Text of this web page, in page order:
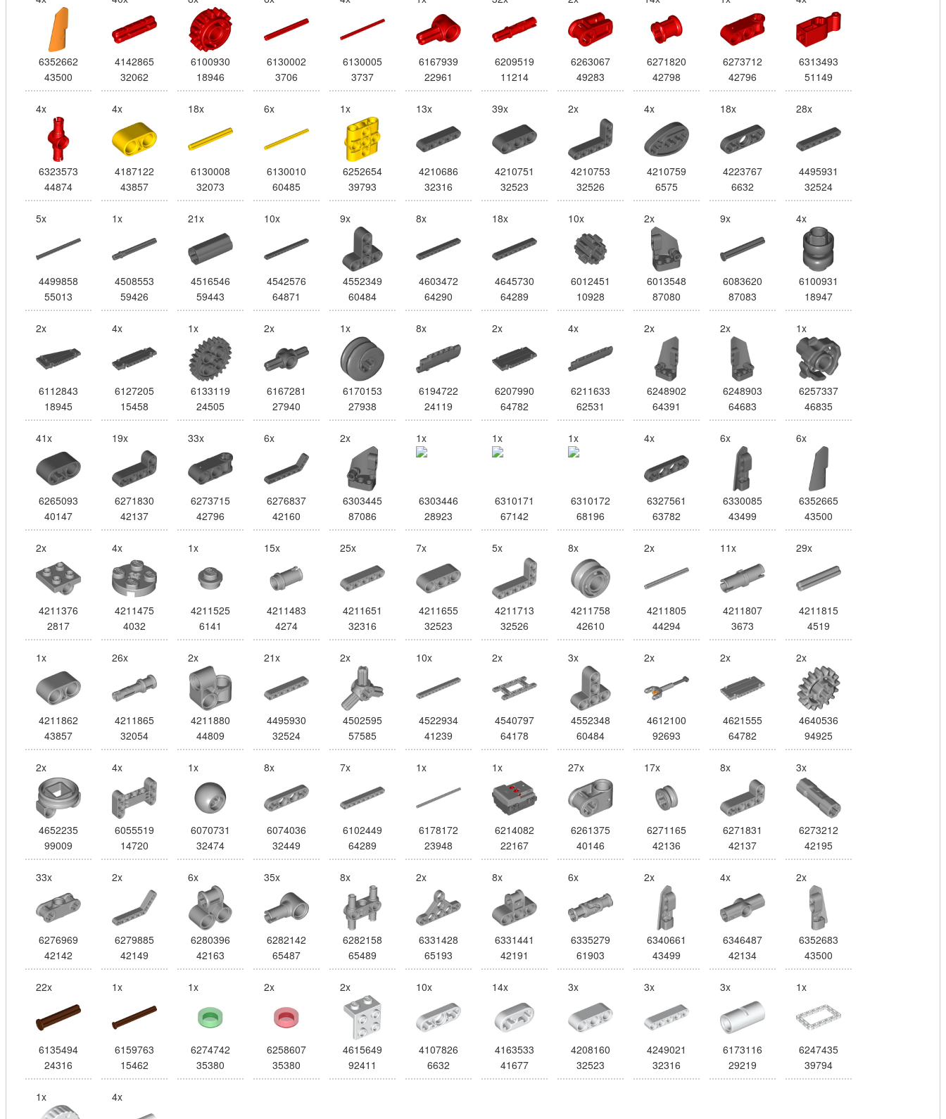
6352662
43500
4142865
32062
6100930
18946
6130002
3706
6130005
3737
6167939
22961
6209519
11214
6263067
49283
6271820
42798
6273712
42796
6313493
51149
4x
6323573
44874
4x
4187122
43857
18x
6130008
32073
6x
6130010
60485
1x
6252654
39793
13x
4210686
32316
39x
4210751
32523
2x
4210753
32526
4x
4210759
6575
18x
4223767
6632
28x
4495931
32524
5x
4499858
55013
1x
4508553
59426
21x
4516546
59443
10x
4542576
64871
9x
4552349
60484
8x
4603472
64290
18x
4645730
64289
10x
6012451
10928
2x
6013548
87080
9x
6083620
87083
4x
6100931
18947
2x
6112843
18945
4x
6127205
15458
1x
6133119
24505
2x
6167281
27940
1x
6170153
27938
8x
6194722
24119
2x
6207990
64782
4x
6211633
62531
2x
6248902
64391
2x
6248903
64683
1x
6257337
46835
41x
6265093
40147
19x
6271830
42137
33x
6273715
42796
6x
6276837
42160
2x
6303445
87086
1x
6303446
28923
1x
6310171
67142
1x
6310172
68196
4x
6327561
63782
6x
6330085
43499
6x
6352665
43500
2x
4211376
2817
4x
4211475
4032
1x
4211525
6141
15x
4211483
4274
25x
4211651
32316
7x
4211655
32523
5x
4211713
32526
8x
4211758
42610
2x
4211805
44294
11x
4211807
3673
29x
4211815
4519
1x
4211862
43857
26x
4211865
32054
2x
4211880
44809
21x
4495930
32524
2x
4502595
57585
10x
4522934
41239
2x
4540797
64178
3x
4552348
60484
2x
4612100
92693
2x
4621555
64782
2x
4640536
94925
2x
4652235
99009
4x
6055519
14720
1x
6070731
32474
8x
6074036
32449
7x
6102449
64289
1x
6178172
23948
1x
6214082
22167
27x
6261375
40146
17x
6271165
42136
8x
6271831
42137
3x
6273212
42195
33x
6276969
42142
2x
6279885
42149
6x
6280396
42163
35x
6282142
65487
8x
6282158
65489
2x
6331428
65193
8x
6331441
42191
6x
6335279
61903
2x
6340661
43499
4x
6346487
42134
2x
6352683
43500
22x
6135494
24316
1x
6159763
15462
1x
6274742
35380
2x
6258607
35380
2x
4615649
92411
10x
4107826
6632
14x
4163533
41677
3x
4208160
32523
3x
4249021
32316
3x
6173116
29219
1x
6247435
39794
1x 4x